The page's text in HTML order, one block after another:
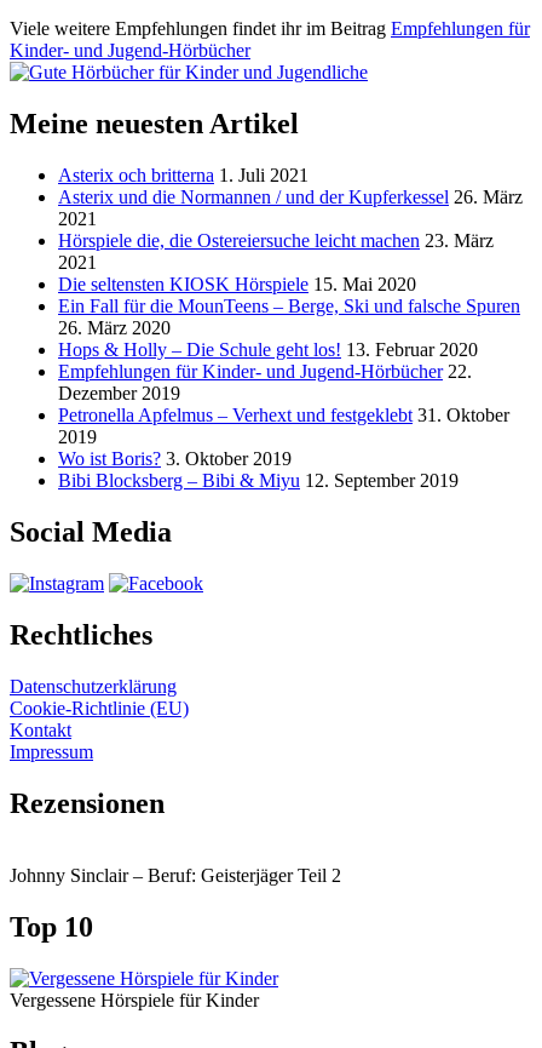
Viele weitere Empfehlungen findet ihr im Beitrag Empfehlungen für
Kinder- und Jugend-Hörbücher
Meine neuesten Artikel
Asterix och britterna 1. Juli 2021
Asterix und die Normannen / und der Kupferkessel 26. März
2021
Hörspiele die, die Ostereiersuche leicht machen 23. März
2021
Die seltensten KIOSK Hörspiele 15. Mai 2020
Ein Fall für die MounTeens – Berge, Ski und falsche Spuren
26. März 2020
Hops & Holly – Die Schule geht los! 13. Februar 2020
Empfehlungen für Kinder- und Jugend-Hörbücher 22.
Dezember 2019
Petronella Apfelmus – Verhext und festgeklebt 31. Oktober
2019
Wo ist Boris? 3. Oktober 2019
Bibi Blocksberg – Bibi & Miyu 12. September 2019
Social Media
Rechtliches
Datenschutzerklärung
Cookie-Richtlinie (EU)
Kontakt
Impressum
Rezensionen
Johnny Sinclair – Beruf: Geisterjäger Teil 2
Top 10
Vergessene Hörspiele für Kinder